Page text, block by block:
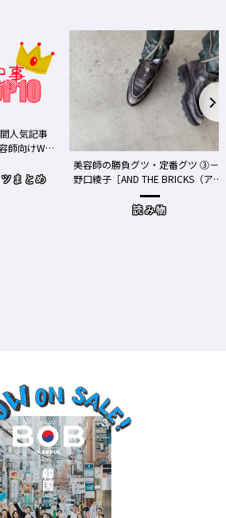
記事
We
め
美容師の勝負グツ・定番グツ ③－
野口綾子［AND THE BRICKS（アン
ドザブリックス）／神奈川県鎌倉
読み物